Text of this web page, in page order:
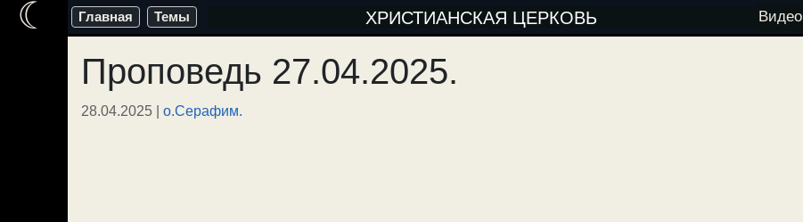
Перейти
содержимому
Главная Темы ХРИСТИАНСКАЯ ЦЕРКОВЬ Видео
Проповедь 27.04.2025.
28.04.2025 | о.Серафим.
☾